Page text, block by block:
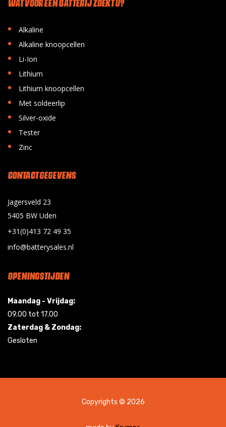
• Alkaline
• Alkaline knoopcellen
• Li-Ion
• Lithium
• Lithium knoopcellen
• Met soldeerlip
• Silver-oxide
• Tester
• Zinc
CONTACT GEGEVENS
Jagersveld 23
5405 BW Uden
+31(0)413 72 49 35
info@batterysales.nl
OPENINGSTIJDEN
Maandag - Vrijdag:
09.00 tot 17.00
Zaterdag & Zondag:
Gesloten
Copyrights © 2026